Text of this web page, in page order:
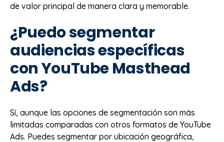
de valor principal de manera clara y memorable.
¿Puedo segmentar
audiencias específicas
con YouTube Masthead
Ads?
Sí, aunque las opciones de segmentación son más
limitadas comparadas con otros formatos de YouTube
Ads. Puedes segmentar por ubicación geográfica,